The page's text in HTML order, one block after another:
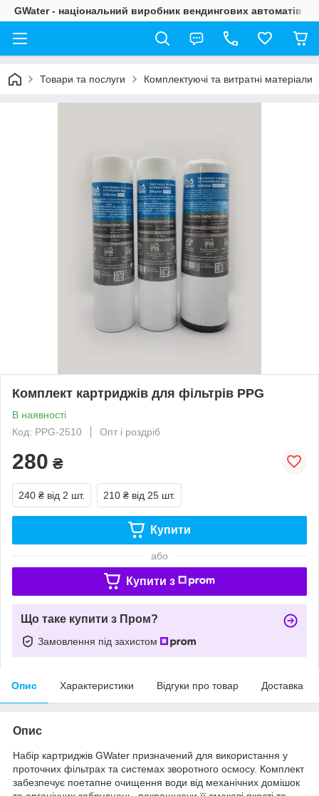
GWater - національний виробник вендингових автоматів
Товари та послуги Комплектуючі та витратні матеріали
Комплект картриджів для фільтрів PPG
В наявності
Код: PPG-2510
Опт і роздріб
280 ₴
240 ₴ від 2 шт. 210 ₴ від 25 шт.
Купити
або
Купити з
Що таке купити з Пром?
Замовлення під захистом
Опис Характеристики Відгуки про товар Доставка
Опис
Набір картриджів GWater призначений для використання у
проточних фільтрах та системах зворотного осмосу. Комплект
забезпечує поетапне очищення води від механічних домішок